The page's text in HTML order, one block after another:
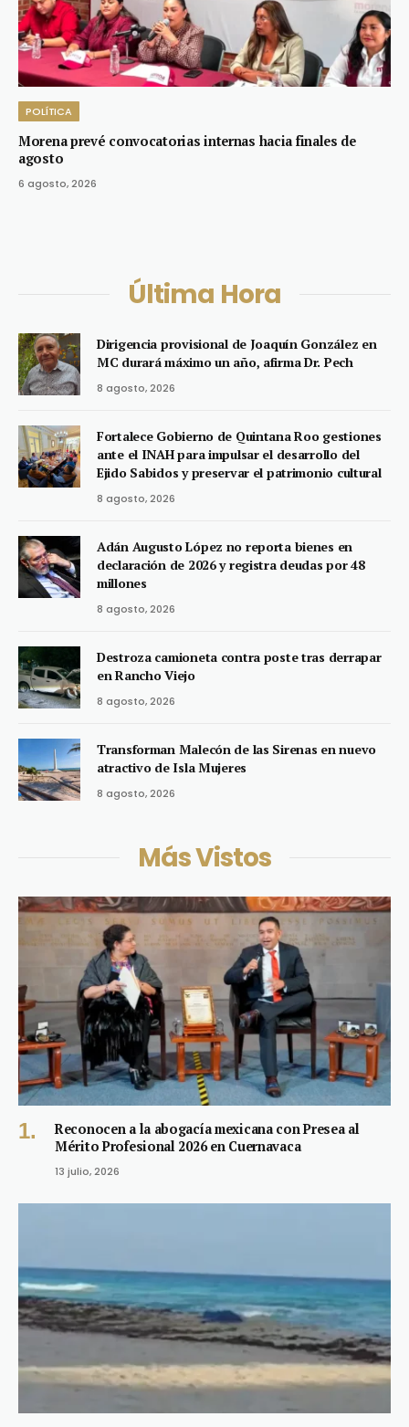
POLÍTICA
Morena prevé convocatorias internas hacia finales de
agosto
6 agosto, 2026
Última Hora
Dirigencia provisional de Joaquín González en
MC durará máximo un año, afirma Dr. Pech
8 agosto, 2026
Fortalece Gobierno de Quintana Roo gestiones
ante el INAH para impulsar el desarrollo del
Ejido Sabidos y preservar el patrimonio cultural
8 agosto, 2026
Adán Augusto López no reporta bienes en
declaración de 2026 y registra deudas por 48
millones
8 agosto, 2026
Destroza camioneta contra poste tras derrapar
en Rancho Viejo
8 agosto, 2026
Transforman Malecón de las Sirenas en nuevo
atractivo de Isla Mujeres
8 agosto, 2026
Más Vistos
Reconocen a la abogacía mexicana con Presea al
Mérito Profesional 2026 en Cuernavaca
13 julio, 2026